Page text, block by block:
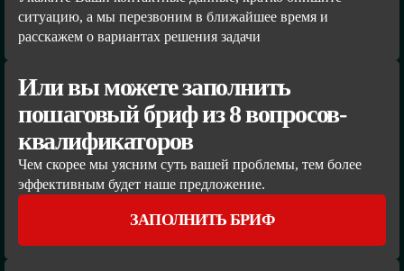
ситуацию, а мы перезвоним в ближайшее время и
расскажем о вариантах решения задачи
Или вы можете заполнить
пошаговый бриф из 8 вопросов-
квалификаторов
Чем скорее мы уясним суть вашей проблемы, тем более
эффективным будет наше предложение.
ЗАПОЛНИТЬ БРИФ